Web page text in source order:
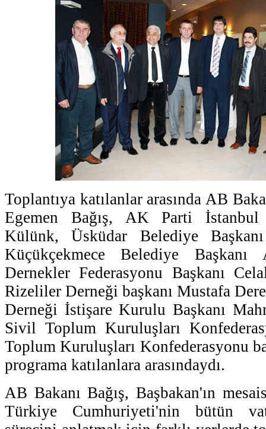
Toplantıya katılanlar arasında AB
Egemen Bağış, AK Parti
Külünk, Üsküdar Belediye
Küçükçekmece Belediye
Dernekler Federasyonu Başkanı
Rizeliler Derneği başkanı Mustafa
Derneği İstişare Kurulu Başkanı
Sivil Toplum Kuruluşları
Toplum Kuruluşları Konfederasyonu
programa katılanlara arasındaydı.
AB Bakanı Bağış, Başbakan'ın
Türkiye Cumhuriyeti'nin bütün